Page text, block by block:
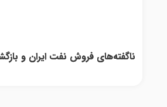
ناگفته‌های فروش نفت ایران و